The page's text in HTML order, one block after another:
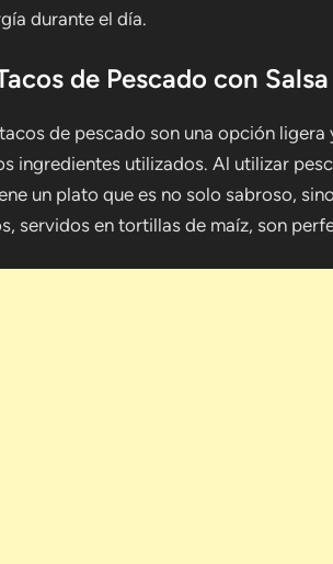
durante el día.
de Pescado con
de pescado son una opción
ingredientes utilizados. Al utilizar
un plato que es no solo sabroso,
servidos en tortillas de maíz, son